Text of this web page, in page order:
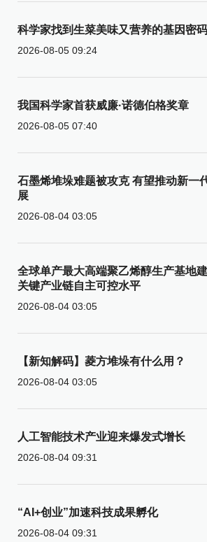
科学家找到生菜美味又营养的基因密码
2026-08-05 09:24
我国科学家首获威廉·诺德伯格奖章
2026-08-05 07:40
石墨烯堆垛难题被攻克 有望推动新一
展
2026-08-04 03:05
全球单产最大高端聚乙烯醇生产基地
关键产业链自主可控水平
2026-08-04 03:05
【新知解码】菱方堆垛有什么用？
2026-08-04 03:05
人工智能技术产业迎来爆发式增长
2026-08-04 09:31
“AI+创业”加速科技成果孵化
2026-08-04 09:31